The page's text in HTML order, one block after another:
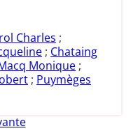
Charles ;
; Chataing
Monique ;
; Puymèges